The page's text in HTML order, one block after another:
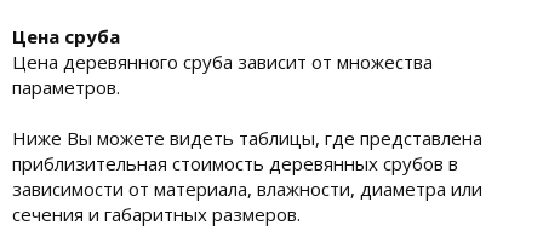
Цена сруба
Цена деревянного сруба зависит от множества
параметров.
Ниже Вы можете видеть таблицы, где представлена
приблизительная стоимость деревянных срубов в
зависимости от материала, влажности, диаметра или
сечения и габаритных размеров.